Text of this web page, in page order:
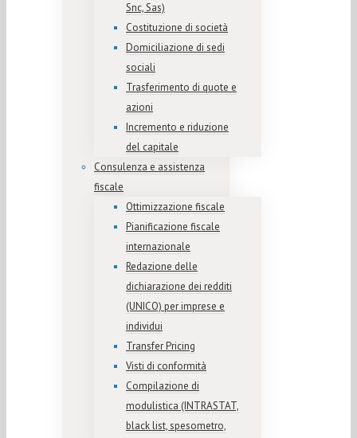
Snc, Sas)
Costituzione di società
Domiciliazione di sedi
sociali
Trasferimento di quote e
azioni
Incremento e riduzione
del capitale
Consulenza e assistenza
fiscale
Ottimizzazione fiscale
Pianificazione fiscale
internazionale
Redazione delle
dichiarazione dei redditi
(UNICO) per imprese e
individui
Transfer Pricing
Visti di conformità
Compilazione di
modulistica (INTRASTAT,
black list, spesometro,